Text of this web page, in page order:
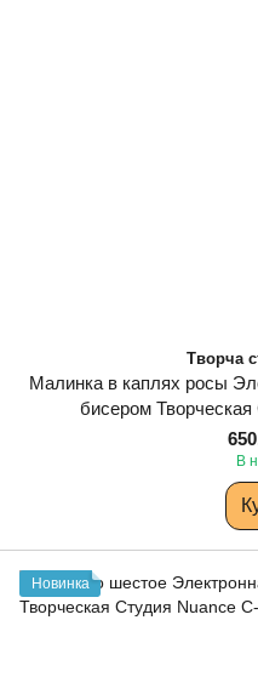
Творча
Малинка в каплях росы
бисером
В
Новинка